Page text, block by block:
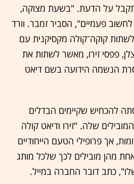
על הדעת. "בשעת מצוקה,
פעמיים", הסביר זמבר. וורד
קוקה־קולה מקסיקנית עם
פפסי זירו, מאשר לשתות את
הנשמה הידועה בשם דיאט
להכחיש שקיימים הבדלים
שלה. "זירו ודיאט קולה
אך פרופילי הטעם הייחודיים
מהן מובילים לכך שלכל מותג
כתב דובר החברה במייל.